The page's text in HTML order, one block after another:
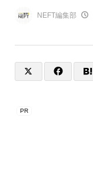
NEFT編集部